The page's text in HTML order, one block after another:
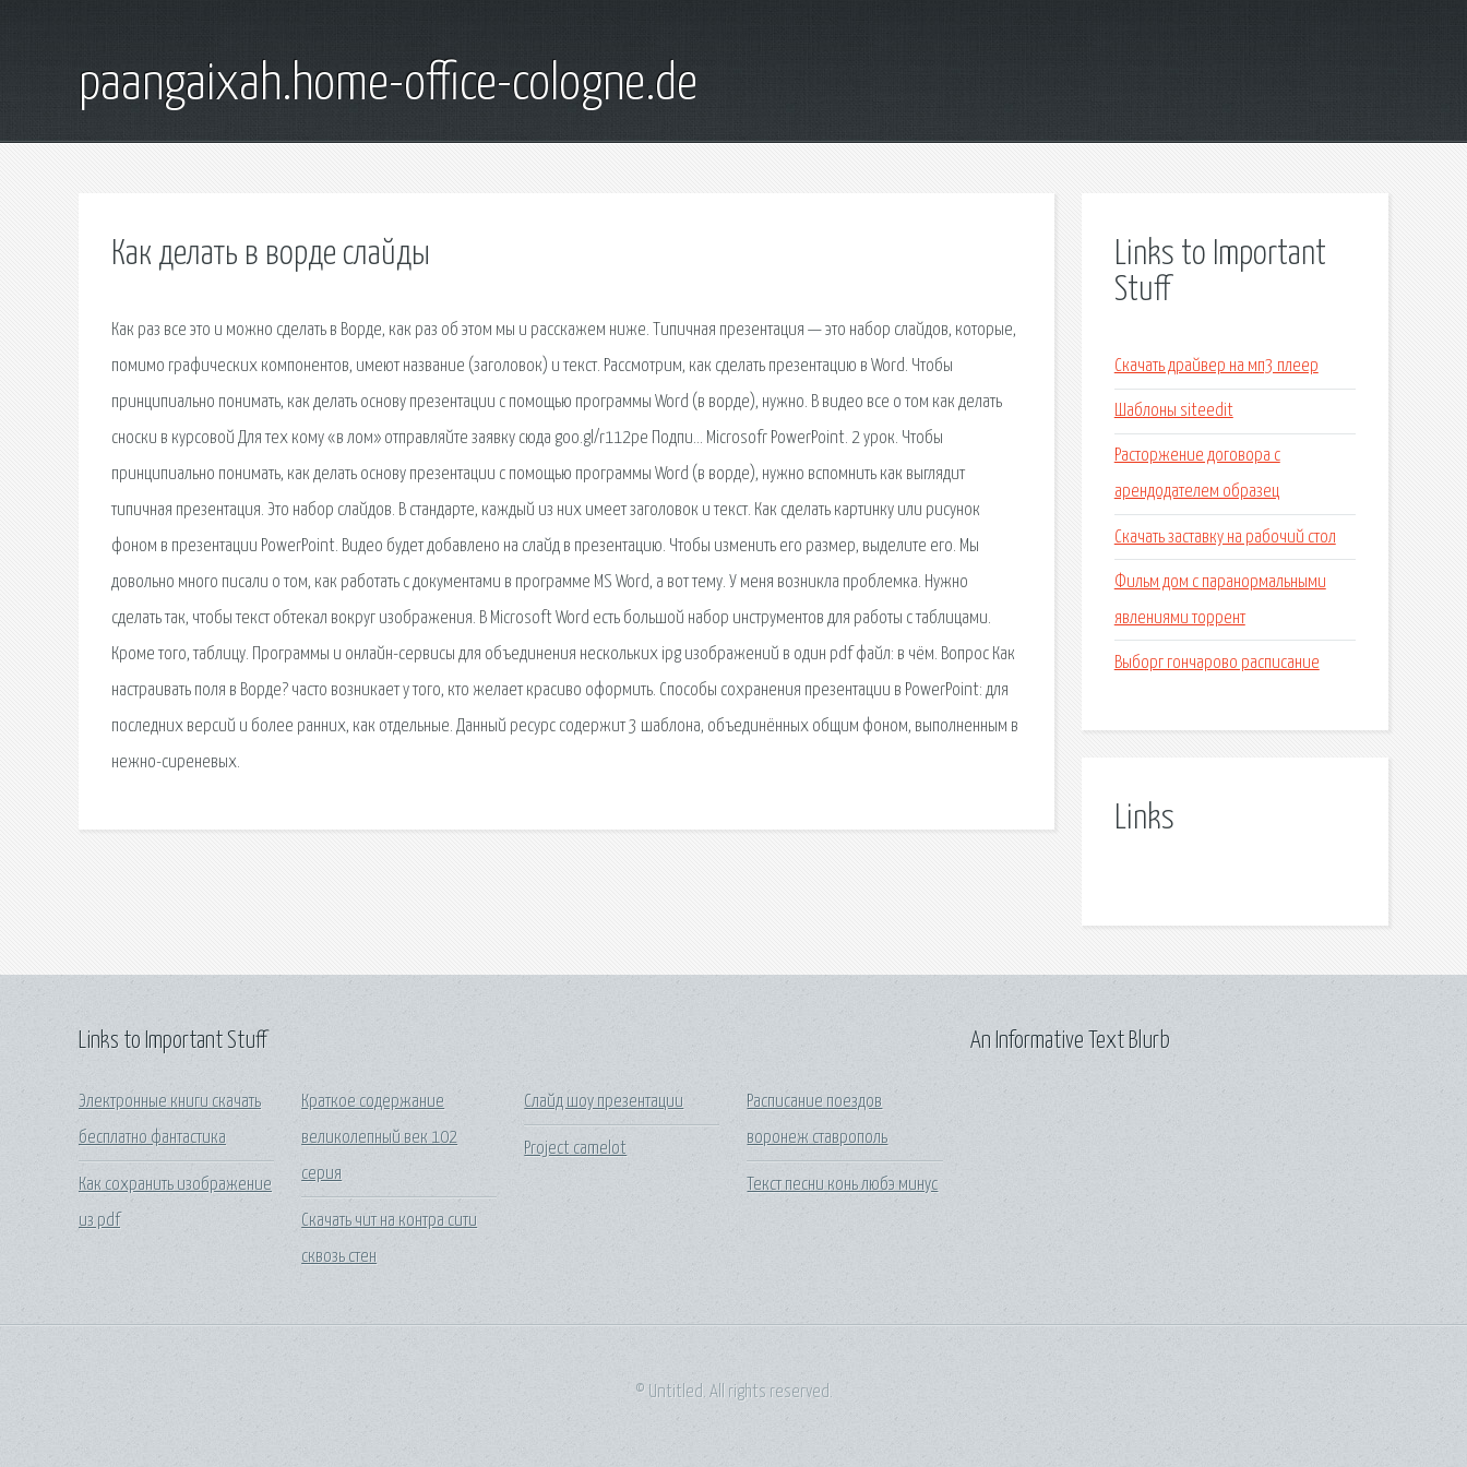
paangaixah.home-office-cologne.de
Как делать в ворде слайды
Как раз все это и можно сделать в Ворде, как раз об этом мы и расскажем ниже. Типичная презентация — это набор слайдов, которые,
помимо графических компонентов, имеют название (заголовок) и текст. Рассмотрим, как сделать презентацию в Word. Чтобы
принципиально понимать, как делать основу презентации с помощью программы Word (в ворде), нужно. В видео все о том как делать
сноски в курсовой Для тех кому «в лом» отправляйте заявку сюда goo.gl/r112pe Подпи… Microsofr PowerPoint. 2 урок. Чтобы
принципиально понимать, как делать основу презентации с помощью программы Word (в ворде), нужно вспомнить как выглядит
типичная презентация. Это набор слайдов. В стандарте, каждый из них имеет заголовок и текст. Как сделать картинку или рисунок
фоном в презентации PowerPoint. Видео будет добавлено на слайд в презентацию. Чтобы изменить его размер, выделите его. Мы
довольно много писали о том, как работать с документами в программе MS Word, а вот тему. У меня возникла проблемка. Нужно
сделать так, чтобы текст обтекал вокруг изображения. В Microsoft Word есть большой набор инструментов для работы с таблицами.
Кроме того, таблицу. Программы и онлайн-сервисы для объединения нескольких ipg изображений в один pdf файл: в чём. Вопрос Как
настраивать поля в Ворде? часто возникает у того, кто желает красиво оформить. Способы сохранения презентации в PowerPoint: для
последних версий и более ранних, как отдельные. Данный ресурс содержит 3 шаблона, объединённых общим фоном, выполненным в
нежно-сиреневых.
Links to Important
Stuff
Скачать драйвер на мп3 плеер
Шаблоны siteedit
Расторжение договора с
арендодателем образец
Скачать заставку на рабочий стол
Фильм дом с паранормальными
явлениями торрент
Выборг гончарово расписание
Links
Links to Important Stuff
Электронные книги скачать
бесплатно фантастика
Как сохранить изображение
из pdf
Краткое содержание
великолепный век 102
серия
Скачать чит на контра сити
сквозь стен
Слайд шоу презентации
Project camelot
Расписание поездов
воронеж ставрополь
Текст песни конь любэ минус
An Informative Text Blurb
© Untitled. All rights reserved.